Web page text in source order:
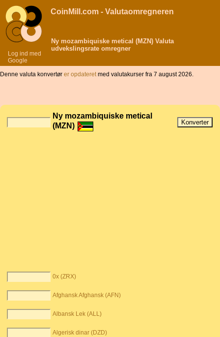
Log ind med
Google
CoinMill.com - Valutaomregneren
Ny mozambiquiske metical (MZN) Valuta
udvekslingsrate omregner
Denne valuta konvertør er opdateretmed valutakurser fra 7 august 2026.
Ny mozambiquiske metical
(MZN)
0x (ZRX)
Afghansk Afghansk (AFN)
Albansk Lek (ALL)
Algerisk dinar (DZD)